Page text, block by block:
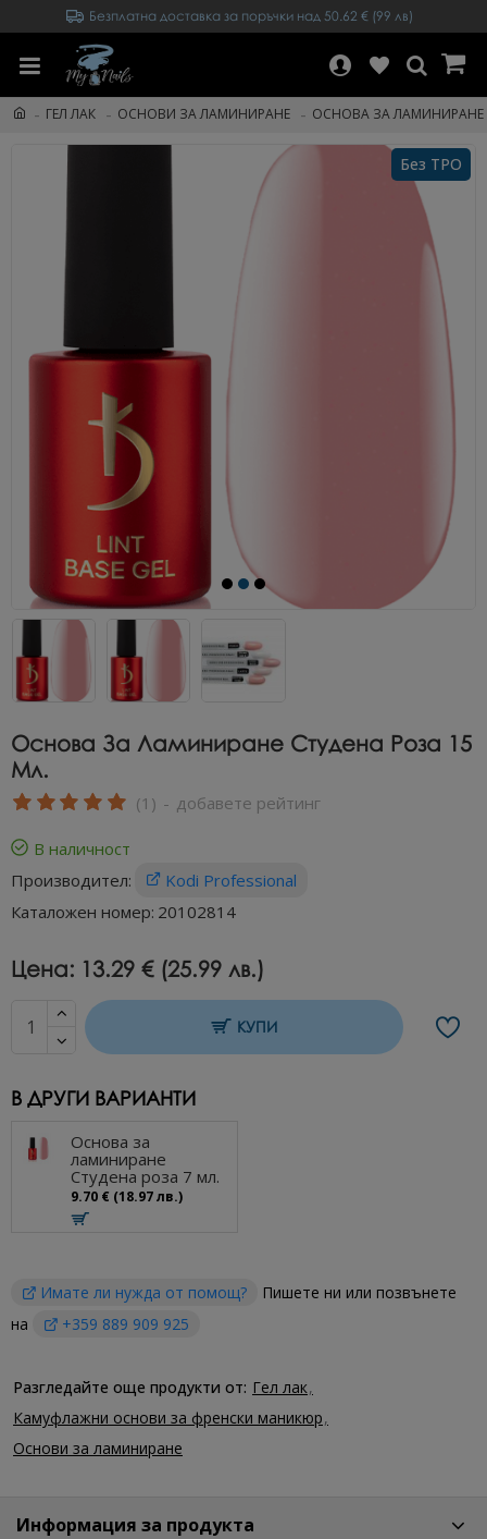
Безплатна доставка за поръчки над 50.62 € (99 лв)
ГЕЛ ЛАК ОСНОВИ ЗА ЛАМИНИРАНЕ ОСНОВА ЗА ЛАМИНИРАНЕ
Без TPO
Основа За Ламиниране Студена Роза 15
Мл.
В наличност
Производител:
Kodi Professional
Каталожен номер: 20102814
(1) - добавете рейтинг
Цена: 13.29 € (25.99 лв.)
КУПИ
В ДРУГИ ВАРИАНТИ
Основа за
ламиниране
Студена роза 7 мл.
9.70 € (18.97 лв.)
Имате ли нужда от помощ?
Пишете ни или позвънете
на
+359 889 909 925
Разгледайте още продукти от: Гел лак
Камуфлажни основи за френски маникюр
Основи за ламиниране
Информация за продукта